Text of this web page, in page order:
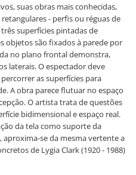
suas obras mais conhecidas,
- perfis ou réguas de
superfícies pintadas de
objetos são fixados à parede por
no plano frontal demonstra,
laterais. O espectador deve
as superfícies para
A obra parece flutuar no espaço
O artista trata de questões
bidimensional e espaço real.
da tela como suporte da
aproxima-se da mesma vertente a
de Lygia Clark (1920 - 1988)